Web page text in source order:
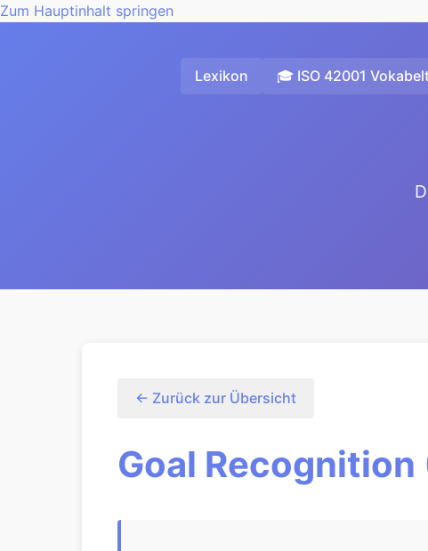
Zum Hauptinhalt springen
Lexikon 🎓 ISO 42001
← Zurück zur Übersicht
Goal